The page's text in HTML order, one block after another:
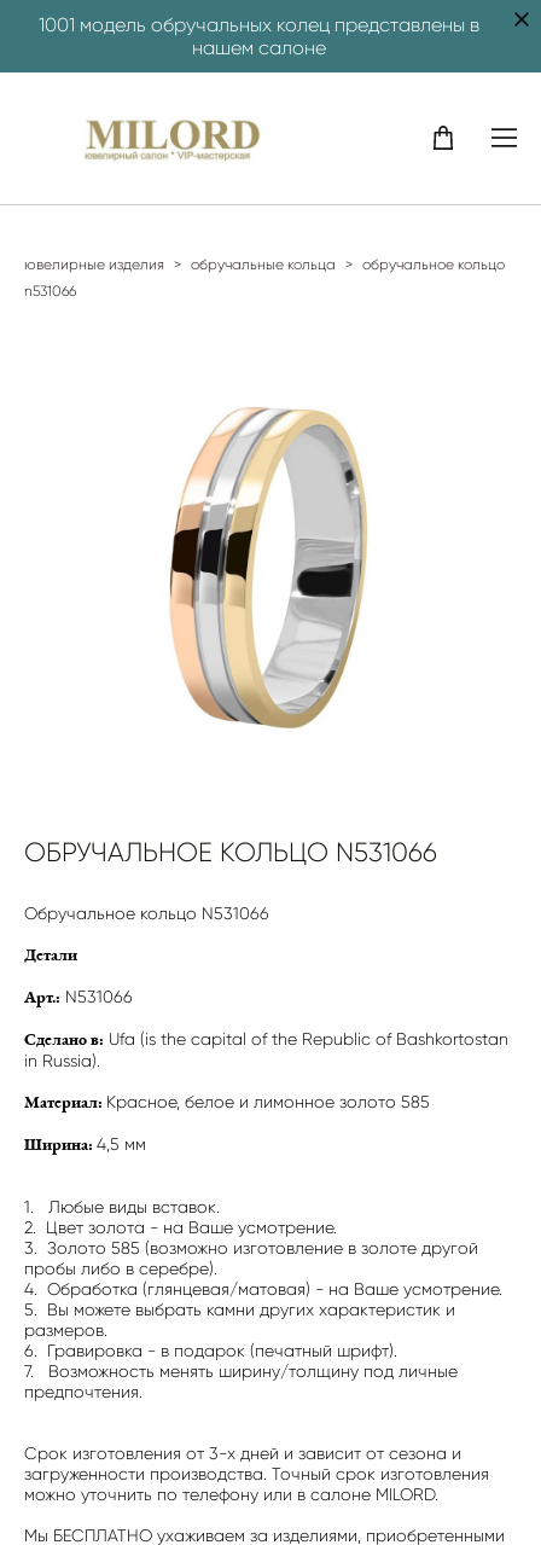
1001 модель обручальных колец представлены в
нашем салоне
ювелирные изделия > обручальные кольца > обручальное кольцо
n531066
ОБРУЧАЛЬНОЕ КОЛЬЦО N531066
Обручальное кольцо N531066
Детали
Арт.: N531066
Сделано в: Ufa (is the capital of the Republic of Bashkortostan
in Russia).
Материал: Красное, белое и лимонное золото 585
Ширина: 4,5 мм
1. Любые виды вставок.
2. Цвет золота - на Ваше усмотрение.
3. Золото 585 (возможно изготовление в золоте другой
пробы либо в серебре).
4. Обработка (глянцевая/матовая) - на Ваше усмотрение.
5. Вы можете выбрать камни других характеристик и
размеров.
6. Гравировка - в подарок (печатный шрифт).
7. Возможность менять ширину/толщину под личные
предпочтения.
Срок изготовления от 3-х дней и зависит от сезона и
загруженности производства. Точный срок изготовления
можно уточнить по телефону или в салоне MILORD.
Мы БЕСПЛАТНО ухаживаем за изделиями, приобретенными